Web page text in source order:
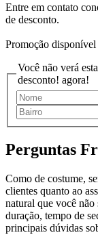
Entre em contato
de desconto.
Promoção disponível
Você não verá
desconto! agora!
Perguntas
Como de costume,
clientes quanto ao
natural que você
duração, tempo de
principais dúvidas